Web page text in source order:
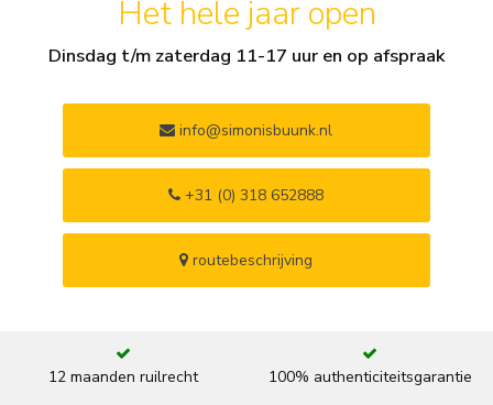
Het hele jaar open
Dinsdag t/m zaterdag 11-17 uur en op afspraak
info@simonisbuunk.nl
+31 (0) 318 652888
routebeschrijving
12 maanden ruilrecht 100% authenticiteitsgarantie